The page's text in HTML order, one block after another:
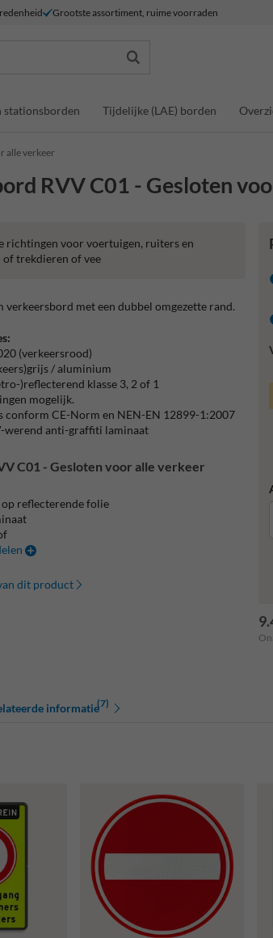
Grootste assortiment, ruime voorraden
stationsborden Tijdelijke (LAE) borden
alle verkeer
RVV C01 - Gesloten
richtingen voor voertuigen, ruiters en
of trekdieren of vee
met een dubbel omgezette rand.
(verkeersrood)
/ aluminium
)reflecterend klasse 3, 2 of 1
mogelijk.
conform CE-Norm en NEN-EN 12899-1:2007
werend anti-graffiti laminaat
C01 - Gesloten voor alle verkeer
reflecterende folie
dit product
informatie(7)